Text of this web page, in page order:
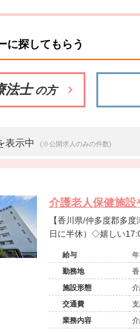
に探してもらう
法士 の方
表示中 (※公開求人のみの件数)
介護老人保健施
【香川県/仲多度郡多度津町】 ◇日曜日・祝日固定休み◇土曜日午後休み（※土曜日
日に半休）◇嬉しい
給与
勤務地
施設形態
交通費
業務内容